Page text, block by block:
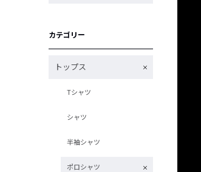
カテゴリー
トップス
Tシャツ
シャツ
半袖シャツ
ポロシャツ